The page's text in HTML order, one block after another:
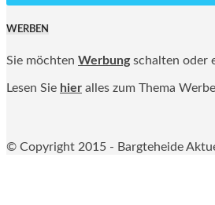
WERBEN
Sie möchten Werbung schalten oder
Lesen Sie hier alles zum Thema
© Copyright 2015 - Bargteheide